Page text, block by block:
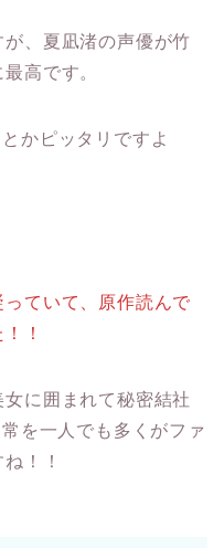
、夏凪渚の声優が竹
高です。
かピッタリですよ
ていて、原作読んで
！
に囲まれて秘密結社
を一人でも多くがファ
！！